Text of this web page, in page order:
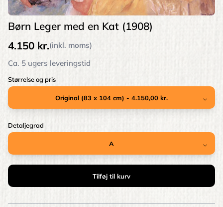
Børn Leger med en Kat (1908)
4.150 kr.(inkl. moms)
Ca. 5 ugers leveringstid
Størrelse og pris
Detaljegrad